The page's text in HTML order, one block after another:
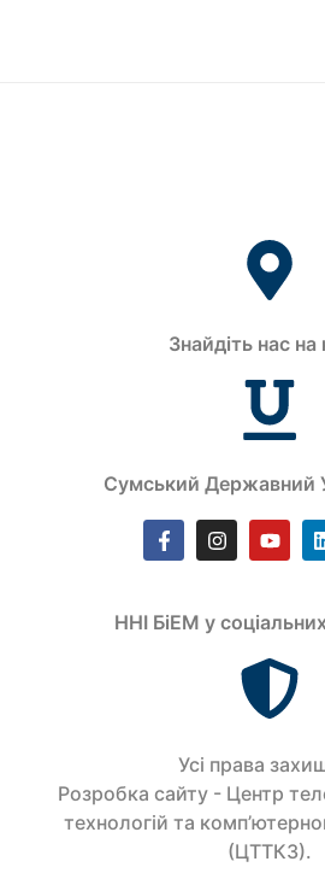
Знайдіть нас на
Сумський Державний
ННІ БіЕМ у
Усi права
Розробка сайту - Центр
технологій та
(ЦТТКЗ).